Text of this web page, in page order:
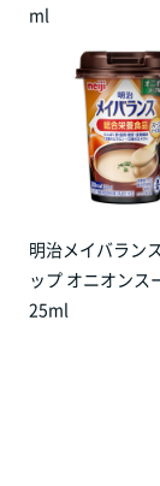
ml
明治メイバラン
ップ オニオンス
25ml